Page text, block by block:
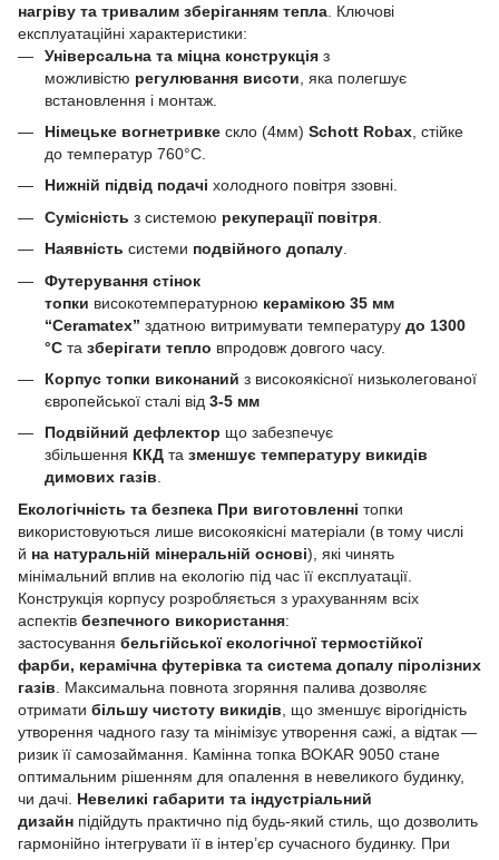
нагріву та тривалим зберіганням тепла . Ключові
експлуатаційні характеристики:
Універсальна та міцна конструкція з
можливістю регулювання висоти , яка полегшує
встановлення і монтаж.
Німецьке вогнетривке скло (4мм) Schott Robax , стійке
до температур 760°C.
Нижній підвід подачі холодного повітря ззовні.
Сумісність з системою рекуперації повітря
Наявність системи подвійного допалу.
Футерування стінок
топки високотемпературною керамікою 35 мм
“Ceramatex” здатною витримувати температуру до 1300
°C та зберігати тепло впродовж довгого часу.
Корпус топки виконаний з високоякісної низьколегованої
європейської сталі від 3-5 мм
Подвійний дефлектор що забезпечує
збільшення ККД та зменшує температуру викидів
димових газів.
Екологічність та безпека При виготовленні топки
використовуються лише високоякісні матеріали (в тому числі
й на натуральній мінеральній основі), які чинять
мінімальний вплив на екологію під час її експлуатації.
Конструкція корпусу розробляється з урахуванням всіх
аспектів безпечного використання:
застосування бельгійської екологічної термостійкої
фарби, керамічна футерівка та система допалу піролізних
газів . Максимальна повнота згоряння палива дозволяє
отримати більшу чистоту викидів , що зменшує вірогідність
утворення чадного газу та мінімізує утворення сажі, а відтак —
ризик її самозаймання. Камінна топка BOKAR 9050 стане
оптимальним рішенням для опалення в невеликого будинку,
чи дачі. Невеликі габарити та індустріальний
дизайн підійдуть практично під будь-який стиль, що дозволить
гармонійно інтегрувати її в інтер’єр сучасного будинку. При